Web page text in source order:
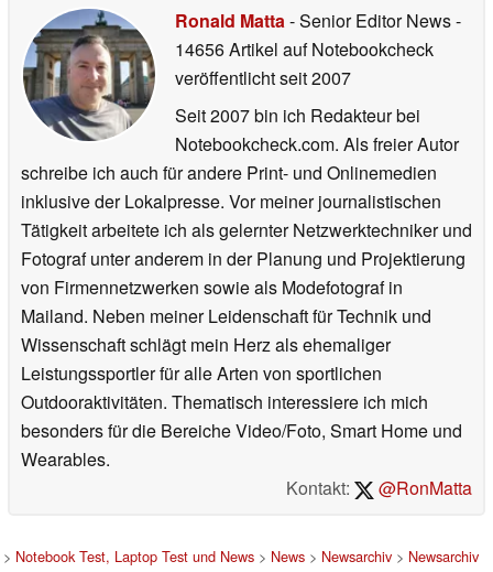
Ronald Matta- Senior Editor News-
14656 Artikel auf Notebookcheck
veröffentlichtseit 2007
Seit 2007 bin ich Redakteur bei
Notebookcheck.com. Als freier Autor
schreibe ich auch für andere Print- und Onlinemedien
inklusive der Lokalpresse. Vor meiner journalistischen
Tätigkeit arbeitete ich als gelernter Netzwerktechniker und
Fotograf unter anderem in der Planung und Projektierung
von Firmennetzwerken sowie als Modefotograf in
Mailand. Neben meiner Leidenschaft für Technik und
Wissenschaft schlägt mein Herz als ehemaliger
Leistungssportler für alle Arten von sportlichen
Outdooraktivitäten. Thematisch interessiere ich mich
besonders für die Bereiche Video/Foto, Smart Home und
Wearables.
Kontakt:
@RonMatta
> Notebook Test, Laptop Test und News > News > Newsarchiv > Newsarchiv